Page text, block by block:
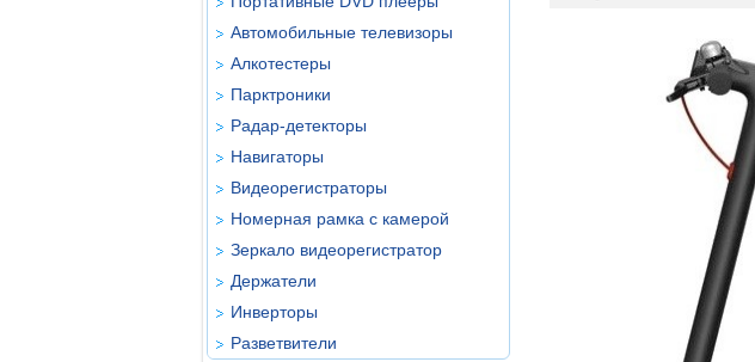
Автомобильные телевизоры
Алкотестеры
Парктроники
Радар-детекторы
Навигаторы
Видеорегистраторы
Номерная рамка с камерой
Зеркало видеорегистратор
Держатели
Инверторы
Разветвители